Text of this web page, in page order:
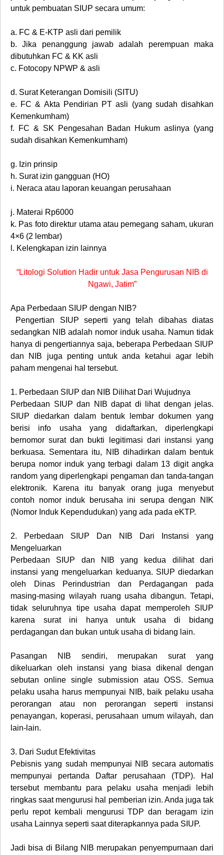
untuk pembuatan SIUP secara umum:
a. FC & E-KTP asli dari pemilik
b.
Jika penanggung jawab adalah perempuan maka
dibutuhkan FC & KK asli
c. Fotocopy NPWP & asli
d. Surat Keterangan Domisili (SITU)
e. FC & Akta Pendirian PT asli (yang sudah disahkan
Kemenkumham)
f.
FC & SK Pengesahan Badan Hukum aslinya (yang
sudah disahkan Kemenkumham)
g. Izin prinsip
h. Surat izin gangguan (HO)
i. Neraca atau laporan keuangan perusahaan
j. Materai Rp6000
k. Pas foto direktur utama atau pemegang saham, ukuran
4×6 (2 lembar)
l. Kelengkapan izin lainnya
“Litologi Solution Hadir untuk Jasa Pengurusan NIB di
Ngawi, Jatim”
Apa Perbedaan SIUP dengan NIB?
Pengertian SIUP seperti yang telah dibahas diatas
sedangkan NIB adalah nomor induk usaha. Namun tidak
hanya di pengertiannya saja, beberapa Perbedaan SIUP
dan NIB juga penting untuk anda ketahui agar lebih
paham mengenai hal tersebut.
1. Perbedaan SIUP dan NIB Dilihat Dari Wujudnya
Perbedaan SIUP dan NIB dapat di lihat dengan jelas.
SIUP diedarkan dalam bentuk lembar dokumen yang
berisi info usaha yang didaftarkan, diperlengkapi
bernomor surat dan bukti legitimasi dari instansi yang
berkuasa. Sementara itu, NIB dihadirkan dalam bentuk
berupa nomor induk yang terbagi dalam 13 digit angka
random yang diperlengkapi pengaman dan tanda-tangan
elektronik. Karena itu banyak orang juga menyebut
contoh nomor induk berusaha ini serupa dengan NIK
(Nomor Induk Kependudukan) yang ada pada eKTP.
2.
Perbedaan SIUP Dan NIB Dari Instansi yang
Mengeluarkan
Perbedaan SIUP dan NIB yang kedua dilihat dari
instansi yang mengeluarkan keduanya. SIUP diedarkan
oleh Dinas Perindustrian dan Perdagangan pada
masing-masing wilayah ruang usaha dibangun. Tetapi,
tidak seluruhnya tipe usaha dapat memperoleh SIUP
karena surat ini hanya untuk usaha di bidang
perdagangan dan bukan untuk usaha di bidang lain.
Pasangan NIB sendiri, merupakan surat yang
dikeluarkan oleh instansi yang biasa dikenal dengan
sebutan online single submission atau OSS. Semua
pelaku usaha harus mempunyai NIB, baik pelaku usaha
perorangan atau non perorangan seperti instansi
penayangan, koperasi, perusahaan umum wilayah, dan
lain-lain.
3. Dari Sudut Efektivitas
Pebisnis yang sudah mempunyai NIB secara automatis
mempunyai pertanda Daftar perusahaan (TDP). Hal
tersebut membantu para pelaku usaha menjadi lebih
ringkas saat mengurusi hal pemberian izin. Anda juga tak
perlu repot kembali mengurusi TDP dan beragam izin
usaha Lainnya seperti saat diterapkannya pada SIUP.
Jadi bisa di Bilang NIB merupakan penyempurnaan dari